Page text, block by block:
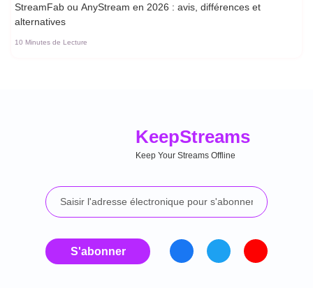
StreamFab ou AnyStream en 2026 : avis, différences et
alternatives
10 Minutes de Lecture
KeepStreams
Keep Your Streams Offline
S'abonner